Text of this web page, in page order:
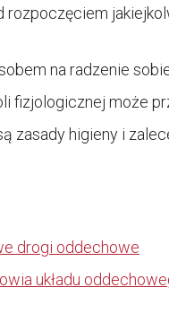
na radzenie
fizjologicznej może
zasady higieny i
drogi oddechowe
układu